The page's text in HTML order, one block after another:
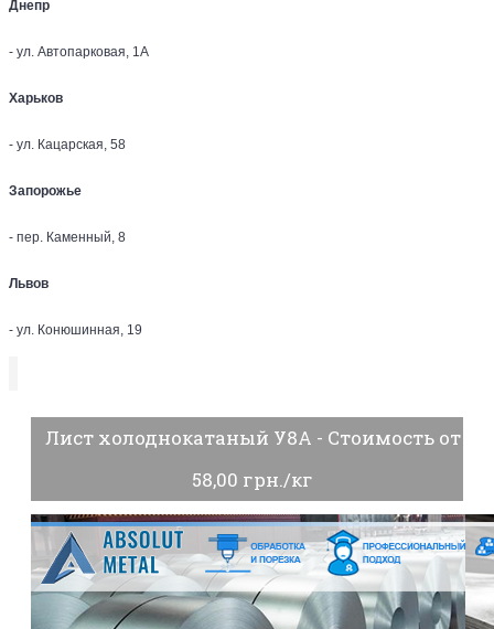
Днепр
- ул. Автопарковая, 1А
Харьков
- ул. Кацарская, 58
Запорожье
- пер. Каменный, 8
Львов
- ул. Конюшинная, 19
Лист холоднокатаный У8А - Стоимость от
58,00 грн./кг